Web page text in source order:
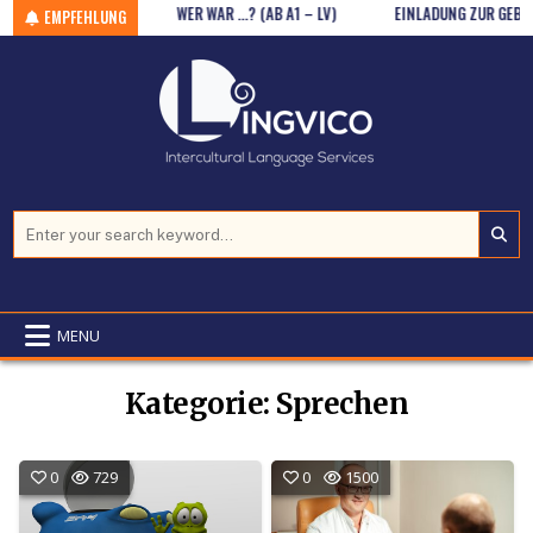
Skip to content
EMPFEHLUNG
(A2) WER WAR …? (AB A1 – LV) EINLADUNG ZUR
MENU
Kategorie: Sprechen
0 729 0 1500